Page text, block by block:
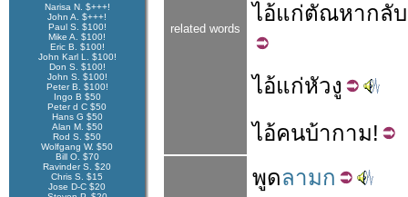
Narisa N. $+++!
John A. $+++!
Paul S. $100!
Mike A. $100!
Eric B. $100!
John Karl L. $100!
Don S. $100!
John S. $100!
Peter B. $100!
Ingo B $50
Peter d C $50
Hans G $50
Alan M. $50
Rod S. $50
Wolfgang W. $50
Bill O. $70
Ravinder S. $20
Chris S. $15
Jose D-C $20
related words
ไอ้แก่ตัณหากลับ
ไอ้แก่หัวงู
ไอ้คนบ้ากาม!
พูดลามก